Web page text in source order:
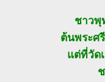
ชาวพุ
ต้นพระศ
แต่ที่วัด